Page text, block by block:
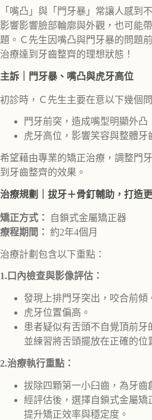
「嘴凸」與「門牙暴」常讓人感到
影響影響臉部輪廓與外觀，也可能
題。Ｃ先生因嘴凸與門牙暴的問題
治療達到牙齒整齊的理想狀態！
主訴｜門牙暴、嘴凸與虎牙高位
初診時，Ｃ先生主要在意以下幾個問
門牙前突，造成嘴型明顯外凸
虎牙高位，影響笑容與整體牙
希望藉由專業的矯正治療，調整門
到牙齒整齊的效果。
治療規劃｜拔牙＋骨釘輔助，打造
矯正方式：
自鎖式金屬矯正器
療程期間： 約2年4個月
治療計劃包含以下重點：
1.口內檢查與影像評估：
發現上排門牙突出，咬合前傾
虎牙位置偏高。
患者疑似有舌頭不自覺頂前
並練習將舌頭擺放在正確的位
2.治療執行重點：
拔除四顆第一小臼齒，為牙齒
經評估後，選擇自鎖式金屬矯
提升矯正效率與穩定度。